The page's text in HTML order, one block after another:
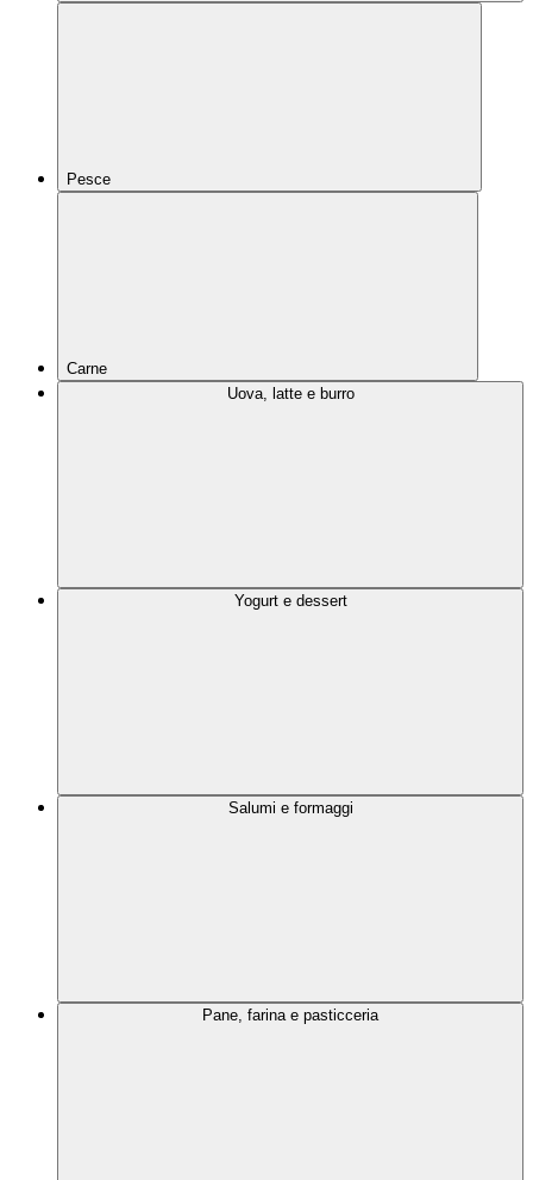
Pesce
Carne
Uova, latte e burro
Yogurt e dessert
Salumi e formaggi
Pane, farina e pasticceria